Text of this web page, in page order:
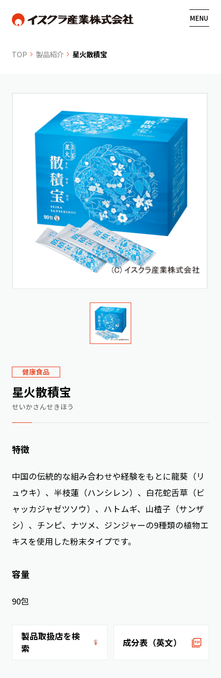
MENU
TOP 製品紹介 星火散積宝
健康食品
星火散積宝
せいかさんせきほう
特徴
中国の伝統的な組み合わせや経験をもとに龍葵（リ
ュウキ）、半枝蓮（ハンシレン）、白花蛇舌草（ビ
ャッカジャゼツソウ）、ハトムギ、山楂子（サンザ
シ）、チンピ、ナツメ、ジンジャーの9種類の植物エ
キスを使用した粉末タイプです。
容量
90包
製品取扱店を検
索
成分表（英文）